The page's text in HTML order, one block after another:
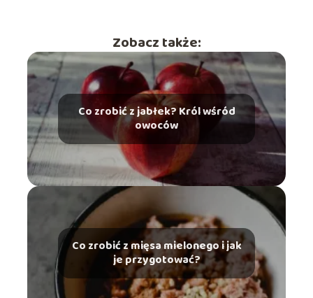
Zobacz także:
Co zrobić z jabłek? Król wśród
owoców
Co zrobić z mięsa mielonego i jak
je przygotować?